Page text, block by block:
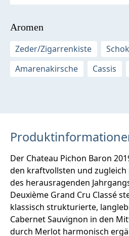
Aromen
Zeder/Zigarrenkiste
Amarenakirsche
Cassis
Der Chateau Pichon Baron
den kraftvollsten und
des herausragenden
Deuxième Grand Cru Classé
klassisch strukturierte,
Cabernet Sauvignon in den
durch Merlot harmonisch